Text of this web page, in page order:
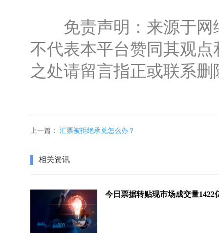
免责声明：来源于网
不代表本平台赞同其观
之处请留言指正或联系删
上一篇： 汇票被拒绝承兑怎么办？
相关资讯